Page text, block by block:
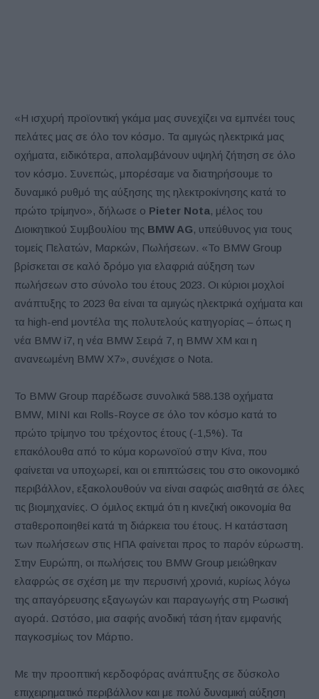
«Η ισχυρή προϊοντική γκάμα μας συνεχίζει να εμπνέει τους
πελάτες μας σε όλο τον κόσμο. Τα αμιγώς ηλεκτρικά μας
οχήματα, ειδικότερα, απολαμβάνουν υψηλή ζήτηση σε όλο
τον κόσμο. Συνεπώς, μπορέσαμε να διατηρήσουμε το
δυναμικό ρυθμό της αύξησης της ηλεκτροκίνησης κατά το
πρώτο τρίμηνο», δήλωσε ο Pieter Nota, μέλος του
Διοικητικού Συμβουλίου της BMW AG, υπεύθυνος για τους
τομείς Πελατών, Μαρκών, Πωλήσεων. «Το BMW Group
βρίσκεται σε καλό δρόμο για ελαφριά αύξηση των
πωλήσεων στο σύνολο του έτους 2023. Οι κύριοι μοχλοί
ανάπτυξης το 2023 θα είναι τα αμιγώς ηλεκτρικά οχήματα και
τα high-end μοντέλα της πολυτελούς κατηγορίας – όπως η
νέα BMW i7, η νέα BMW Σειρά 7, η BMW XM και η
ανανεωμένη BMW X7», συνέχισε ο Nota.
Το BMW Group παρέδωσε συνολικά 588.138 οχήματα
BMW, MINI και Rolls-Royce σε όλο τον κόσμο κατά το
πρώτο τρίμηνο του τρέχοντος έτους (-1,5%). Τα
επακόλουθα από το κύμα κορωνοϊού στην Κίνα, που
φαίνεται να υποχωρεί, και οι επιπτώσεις του στο οικονομικό
περιβάλλον, εξακολουθούν να είναι σαφώς αισθητά σε όλες
τις βιομηχανίες. Ο όμιλος εκτιμά ότι η κινεζική οικονομία θα
σταθεροποιηθεί κατά τη διάρκεια του έτους. Η κατάσταση
των πωλήσεων στις ΗΠΑ φαίνεται προς το παρόν εύρωστη.
Στην Ευρώπη, οι πωλήσεις του BMW Group μειώθηκαν
ελαφρώς σε σχέση με την περυσινή χρονιά, κυρίως λόγω
της απαγόρευσης εξαγωγών και παραγωγής στη Ρωσική
αγορά. Ωστόσο, μια σαφής ανοδική τάση ήταν εμφανής
παγκοσμίως τον Μάρτιο.
Με την προοπτική κερδοφόρας ανάπτυξης σε δύσκολο
επιχειρηματικό περιβάλλον και με πολύ δυναμική αύξηση